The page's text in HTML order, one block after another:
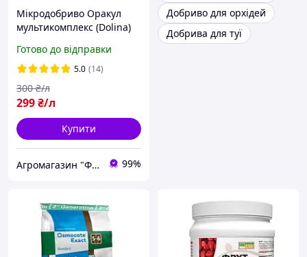
Мікродобриво Оракул
мультикомплекс (Dolina)
Готово до відправки
5.0 (14)
299₴/л
300 ₴/л
Купити
Агромагазин "ФермерРОСТ" 99%
Добриво для орхідей
Добрива для туї